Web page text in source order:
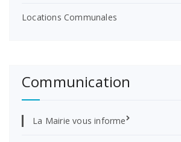
Locations Communales
Communication
La Mairie vous informe